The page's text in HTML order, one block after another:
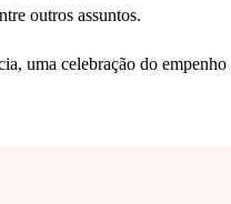
outros assuntos.
uma celebração do